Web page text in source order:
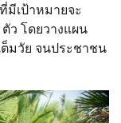
มีเป้าหมายจะ
ว โดยวางแผน
มวัย จนประชาชน